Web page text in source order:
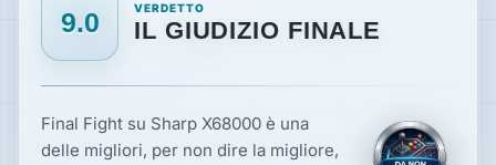
9.0 VERDETTO
IL GIUDIZIO FINALE
Final Fight su Sharp X68000 è una
delle migliori, per non dire la migliore,